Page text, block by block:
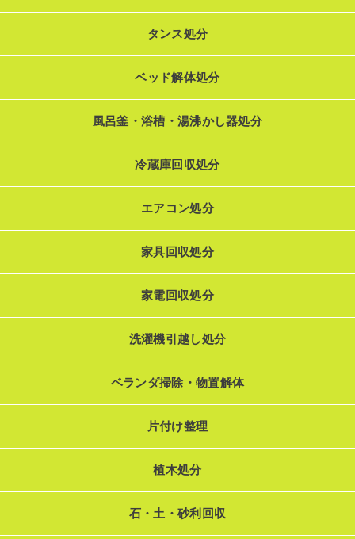
タンス処分
ベッド解体処分
風呂釜・浴槽・湯沸かし器処分
冷蔵庫回収処分
エアコン処分
家具回収処分
家電回収処分
洗濯機引越し処分
ベランダ掃除・物置解体
片付け整理
植木処分
石・土・砂利回収